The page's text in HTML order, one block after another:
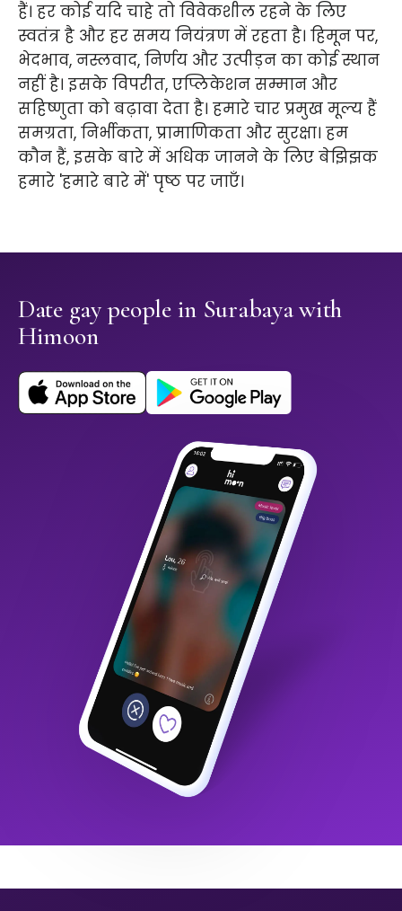
हैं। हर कोई यदि चाहे तो विवेकशील रहने के लिए
स्वतंत्र है और हर समय नियंत्रण में रहता है। हिमून पर,
भेदभाव, नस्लवाद, निर्णय और उत्पीड़न का कोई स्थान
नहीं है। इसके विपरीत, एप्लिकेशन सम्मान और
सहिष्णुता को बढ़ावा देता है। हमारे चार प्रमुख मूल्य हैं
समग्रता, निर्भीकता, प्रामाणिकता और सुरक्षा। हम
कौन हैं, इसके बारे में अधिक जानने के लिए बेझिझक
हमारे 'हमारे बारे में' पृष्ठ पर जाएँ।
Date gay people in Surabaya with
Himoon